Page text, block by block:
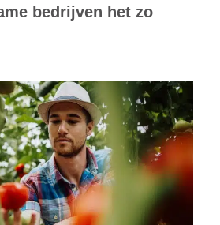
bedrijven het zo